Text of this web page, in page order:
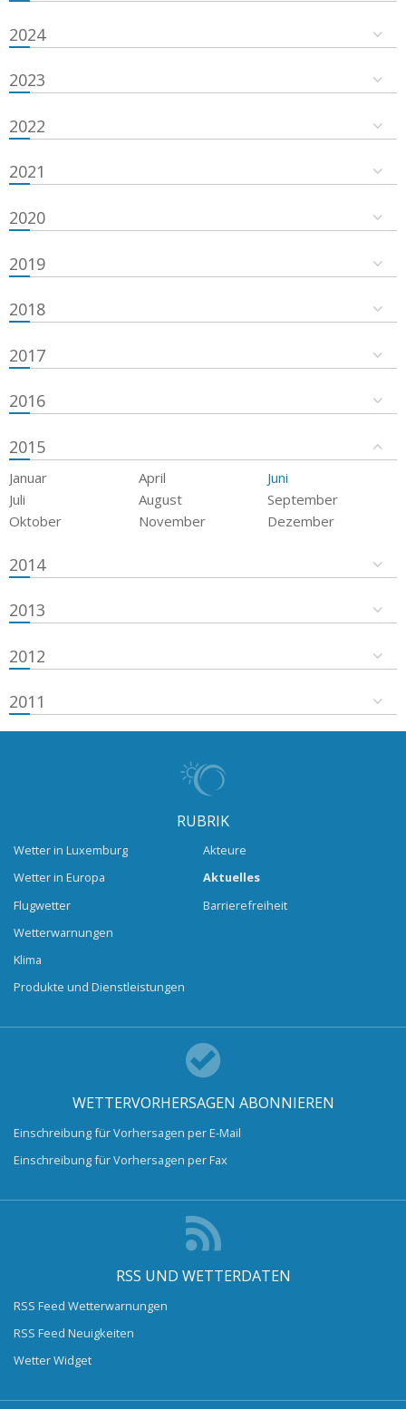
2024
2023
2022
2021
2020
2019
2018
2017
2016
2015
Januar April
Juni
Juli
August
September
Oktober
November Dezember
2014
2013
2012
2011
RUBRIK
Wetter in Luxemburg
Wetter in Europa
Flugwetter
Wetterwarnungen
Klima
Produkte und Dienstleistungen
Akteure
Aktuelles
Barrierefreiheit
WETTERVORHERSAGEN ABONNIEREN
Einschreibung für Vorhersagen per E-Mail
Einschreibung für Vorhersagen per Fax
RSS UND WETTERDATEN
RSS Feed Wetterwarnungen
RSS Feed Neuigkeiten
Wetter Widget